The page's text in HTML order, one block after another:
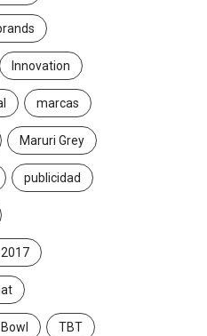
Innovation
marcas
Maruri Grey
publicidad
TBT